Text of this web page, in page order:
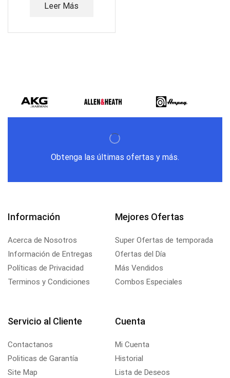
Leer Más
Obtenga las últimas ofertas y más.
Información
Acerca de Nosotros
Información de Entregas
Políticas de Privacidad
Terminos y Condiciones
Mejores Ofertas
Super Ofertas de temporada
Ofertas del Día
Más Vendidos
Combos Especiales
Servicio al Cliente
Contactanos
Politicas de Garantía
Site Map
Cuenta
Mi Cuenta
Historial
Lista de Deseos